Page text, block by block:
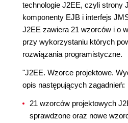
technologie J2EE, czyli strony
komponenty EJB i interfejs
J2EE zawiera 21 wzorców i o
przy wykorzystaniu których
rozwiązania programistyczne.
"J2EE. Wzorce projektowe.
opis następujących zagadnień:
21 wzorców projektowych
sprawdzone oraz nowe